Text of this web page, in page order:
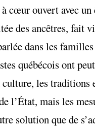
à cœur ouvert avec
des ancêtres,
dans les
québécois ont
les
l’État, mais les
solution que de